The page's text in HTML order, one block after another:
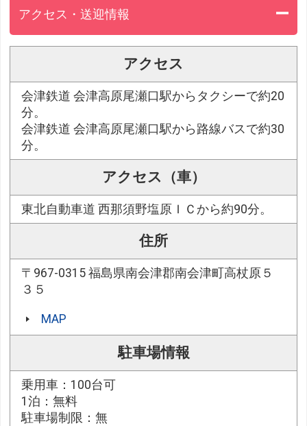
アクセス・送迎情報
アクセス
会津鉄道 会津高原尾瀬口駅からタクシーで約20
分。
会津鉄道 会津高原尾瀬口駅から路線バスで約30
分。
アクセス（車）
東北自動車道 西那須野塩原ＩＣから約90分。
住所
〒967-0315 福島県南会津郡南会津町高杖原５
３５
MAP
駐車場情報
乗用車：100台可
1泊：無料
駐車場制限：無